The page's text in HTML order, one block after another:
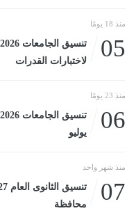
منذ 18 يومًا
05
لاختبارات القدرات
منذ 23 يومًا
06
يوليو
منذ شهر واحد
07
محافظة